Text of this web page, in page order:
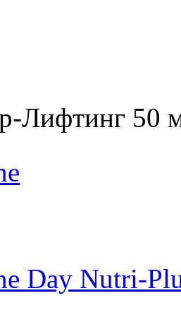
Лифтинг 50
Day Nutri-